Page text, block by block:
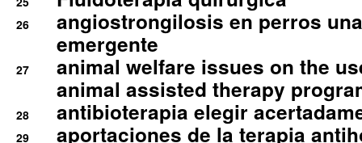
26
angiostrongilosis en perros
emergente
27
animal welfare issues on the
animal assisted therapy
28 antibioterapia elegir
29
aportaciones de la terapia